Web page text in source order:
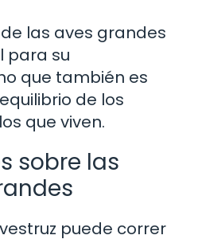
las aves grandes
para su
que también es
de los
que viven.
sobre las
puede correr